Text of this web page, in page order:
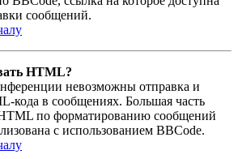
сообщений.
HTML?
невозможны отправка и
кода в сообщениях. Большая часть
по форматированию сообщений
с использованием BBCode.